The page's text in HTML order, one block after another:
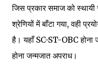
जिस प्रकार समाज को
श्रेणियों में बाँटा गया, वही
है। यहाँ SC-ST-OBC होना
होना जन्मजात अपराध।